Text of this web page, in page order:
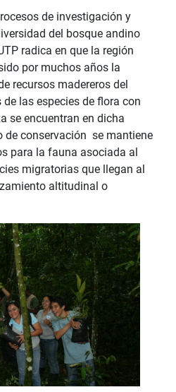
de investigación y
del bosque andino
radica en que la región
por muchos años la
recursos madereros del
de las especies de flora con
se encuentran en dicha
de conservación se mantiene
para la fauna asociada al
migratorias que llegan al
altitudinal o